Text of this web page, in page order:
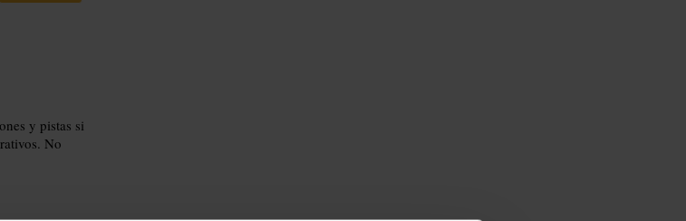
y pistas si
No